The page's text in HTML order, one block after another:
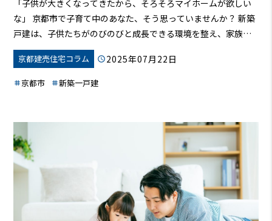
「子供が大きくなってきたから、そろそろマイホームが欲しい
な」 京都市で子育て中のあなた、そう思っていませんか？ 新築
戸建は、子供たちがのびのびと成長できる環境を整え、家族の
思い出を育む場所となります。しかし、
トなの？」「住宅ローンは？」「京都市って子育てしやす
い？」など、様々な疑問や不安があるはずです。
画、子育てしやすい地域情報など、役立つ情報を詳しく解説し
ます。この記事を読めば、あなたも安心してマイホーム購入へ
の第一歩を踏み出せるはずです。
京都建売住宅コラム 2025年07月22日
京都市 新築一戸建